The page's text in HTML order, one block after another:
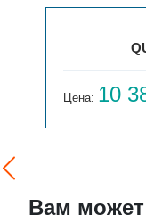
Цена: 10
Вам